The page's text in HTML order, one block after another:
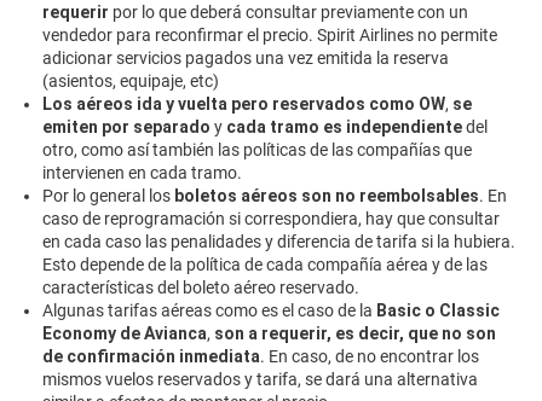
requerir por lo que deberá consultar previamente con un
vendedor para reconfirmar el precio. Spirit Airlines no permite
adicionar servicios pagados una vez emitida la reserva
(asientos, equipaje, etc)
Los aéreos ida y vuelta pero reservados como OW, se
emiten por separado y cada tramo es independientedel
otro, como así también las políticas de las compañías que
intervienen en cada tramo.
Por lo general los boletos aéreos son no reembolsables. En
caso de reprogramación si correspondiera, hay que consultar
en cada caso las penalidades y diferencia de tarifa si la hubiera.
Esto depende de la política de cada compañía aérea y de las
características del boleto aéreo reservado.
Algunas tarifas aéreas como es el caso de la Basic o Classic
Economy de Avianca, son a requerir, es decir, que no son
de confirmación inmediata. En caso, de no encontrar los
mismos vuelos reservados y tarifa, se dará una alternativa